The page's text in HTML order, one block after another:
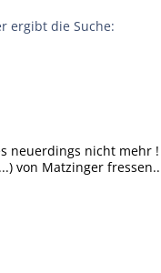
ergibt die Suche:
neuerdings nicht mehr !
von Matzinger